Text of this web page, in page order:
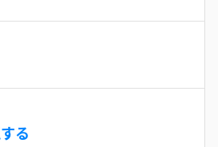
る